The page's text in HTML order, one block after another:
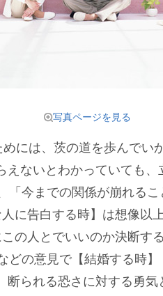
写真ページを見る
には、茨の道を歩んでい
えないとわかっていても、
「今までの関係が崩れる
に告白する時】は想像以
の人とでいいのか決断す
どの意見で【結婚する時
断られる恐さに対する勇